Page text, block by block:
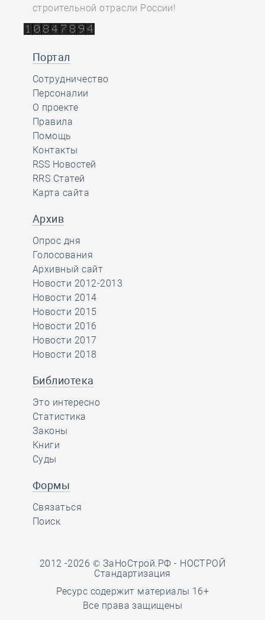
строительной отрасли России!
Портал
Сотрудничество
Персоналии
О проекте
Правила
Помощь
Контакты
RSS Новостей
RRS Статей
Карта сайта
Архив
Опрос дня
Голосования
Архивный сайт
Новости 2012-2013
Новости 2014
Новости 2015
Новости 2016
Новости 2017
Новости 2018
Библиотека
Это интересно
Статистика
Законы
Книги
Суды
Формы
Связаться
Поиск
2012 -2026 © ЗаНоСтрой.РФ - НОСТРОЙ
Стандартизация
Ресурс содержит материалы 16+
Все права защищены